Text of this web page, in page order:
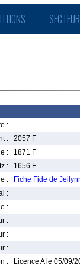
:
:
2057 F
:
1871 F
:
1656 E
:
Fiche Fide de
:
:
:
:
:
:
Licence A le 05/09/